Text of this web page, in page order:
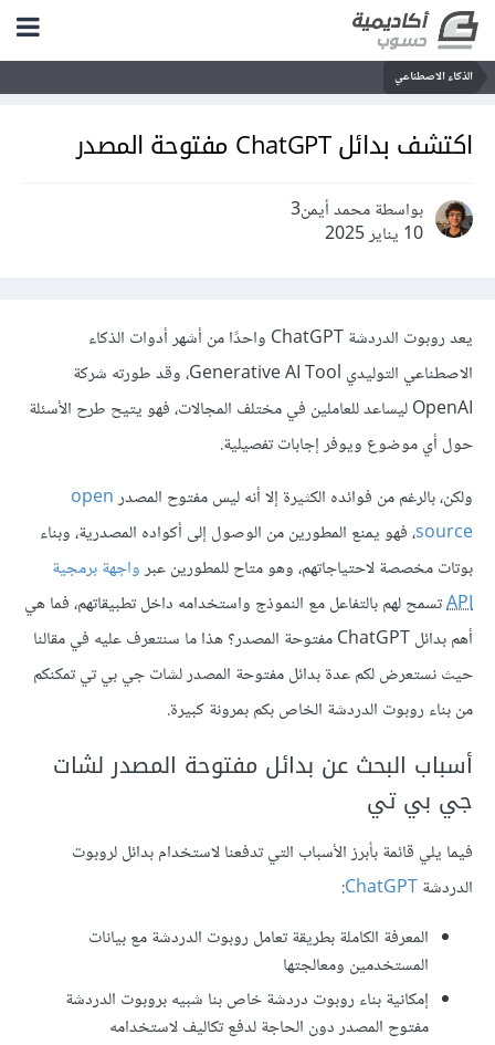
الذكاء الاصطناعي
اكتشف بدائل ChatGPT مفتوحة المصدر
بواسطة محمد أيمن3
10 يناير 2025
يعد روبوت الدردشة ChatGPT واحدًا من أشهر
أدوات الذكاء
الاصطناعي التوليدي Generative AI Tool
، وقد طورته شركة
OpenAI ليساعد للعاملين في مختلف المجالات، فهو يتيح طرح الأسئلة
حول أي موضوع ويوفر إجابات تفصيلية.
ولكن، بالرغم من فوائده الكثيرة إلا أنه ليس مفتوح المصدرopen
source، فهو يمنع المطورين من الوصول إلى أكواده المصدرية، وبناء
بوتات مخصصة لاحتياجاتهم، وهو متاح للمطورين عبرواجهة برمجية
APIتسمح لهم بالتفاعل مع النموذج واستخدامه داخل تطبيقاتهم، فما هي
أهم بدائل ChatGPT مفتوحة المصدر؟ هذا ما سنتعرف عليه في مقالنا
حيث نستعرض لكم عدة بدائل مفتوحة المصدر لشات جي بي تي تمكنكم
من بناء روبوت الدردشة الخاص بكم بمرونة كبيرة.
أسباب البحث عن بدائل مفتوحة المصدر لشات
جي بي تي
فيما يلي قائمة بأبرز الأسباب التي تدفعنا لاستخدام بدائل لروبوت
الدردشةChatGPT
:
المعرفة الكاملة بطريقة تعامل روبوت الدردشة مع بيانات
المستخدمين ومعالجتها
إمكانية بناء روبوت دردشة خاص بنا شبيه بروبوت الدردشة
مفتوح المصدر دون الحاجة لدفع تكاليف لاستخدامه